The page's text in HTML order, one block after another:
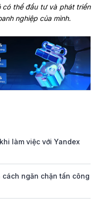
thể đầu tư và phát triển
nghiệp của mình.
làm việc với Yandex
cách ngăn chặn tấn công